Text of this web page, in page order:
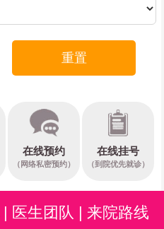
重置
在线预约
（网络私密预约）
在线挂号
（到院优先就诊）
| 医生团队 | 来院路线